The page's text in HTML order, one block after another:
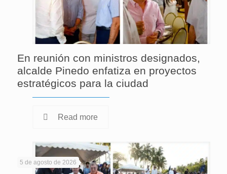
En reunión con ministros designados,
alcalde Pinedo enfatiza en proyectos
estratégicos para la ciudad
Read more
5 de agosto de 2026